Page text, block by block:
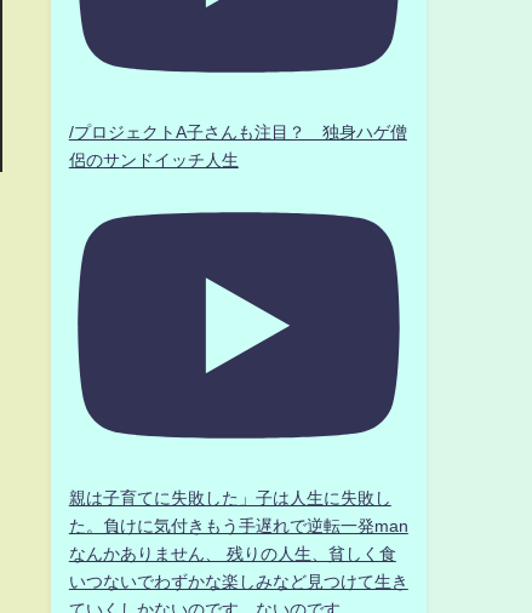
/プロジェクトA子さんも注目？ 独身ハゲ僧
侶のサンドイッチ人生
親は子育てに失敗した」子は人生に失敗し
た。負けに気付きもう手遅れで逆転一発man
なんかありません、 残りの人生、貧しく食
いつないでわずかな楽しみなど見つけて生き
ていくしかないのです。ないのです。